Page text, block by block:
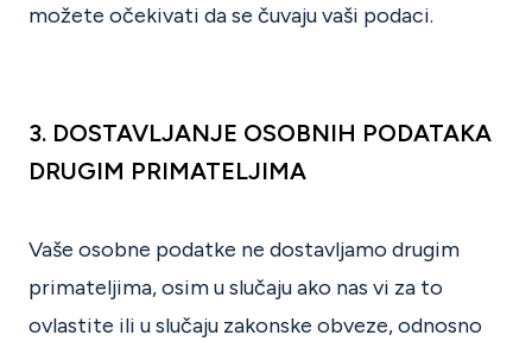
možete očekivati da se čuvaju vaši podaci.
3. DOSTAVLJANJE OSOBNIH PODATAKA
DRUGIM PRIMATELJIMA
Vaše osobne podatke ne dostavljamo drugim
primateljima, osim u slučaju ako nas vi za to
ovlastite ili u slučaju zakonske obveze, odnosno